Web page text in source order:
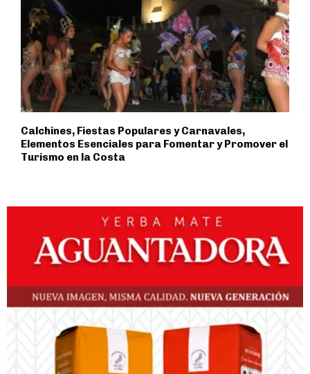
Calchines, Fiestas Populares y Carnavales,
Elementos Esenciales para Fomentar y Promover el
Turismo en la Costa